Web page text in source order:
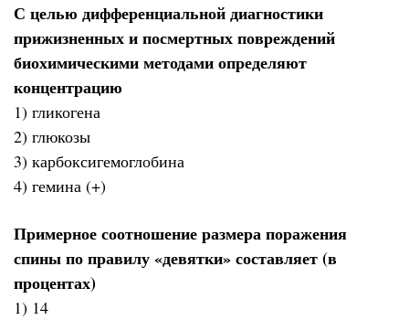
С целью дифференциальной диагностики
прижизненных и посмертных повреждений
биохимическими методами определяют
концентрацию
1) гликогена
2) глюкозы
3) карбоксигемоглобина
4) гемина (+)
Примерное соотношение размера поражения
спины по правилу «девятки» составляет (в
процентах)
1) 14